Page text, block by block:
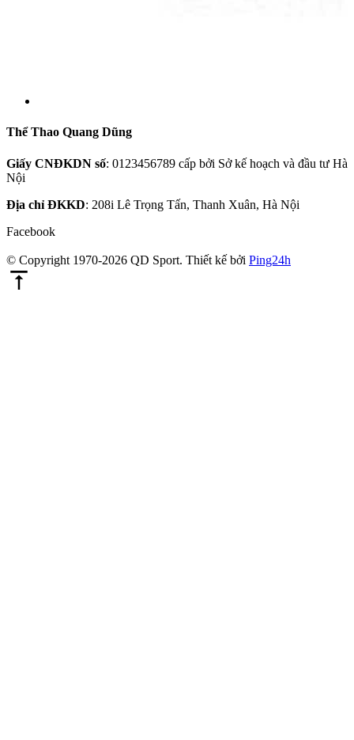
Thể Thao Quang Dũng
Giấy CNĐKDN số: 0123456789 cấp bởi Sở kế hoạch và đầu tư Hà
Nội
Địa chỉ ĐKKD: 208i Lê Trọng Tấn, Thanh Xuân, Hà Nội
Facebook
© Copyright 1970-2026 QD Sport. Thiết kế bởi Ping24h